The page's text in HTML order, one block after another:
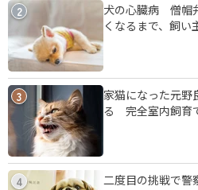
2
犬の心臓病 僧帽
くなるまで、飼い
3
家猫になった元野
る 完全室内飼育
4 二度目の挑戦で警